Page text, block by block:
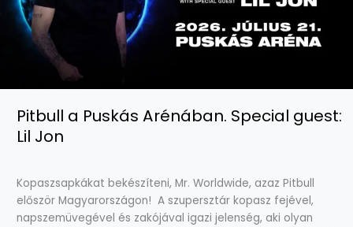
Pitbull a Puskás Arénában. Special guest:
Lil Jon
Kopaszsapkákat bekészíteni, Mr. Worldwide, azaz Pitbull
először Magyarországon! A szupersztár kopasz fejével,
napszemüvegével és zakójával igazi jelenség, aki olyan